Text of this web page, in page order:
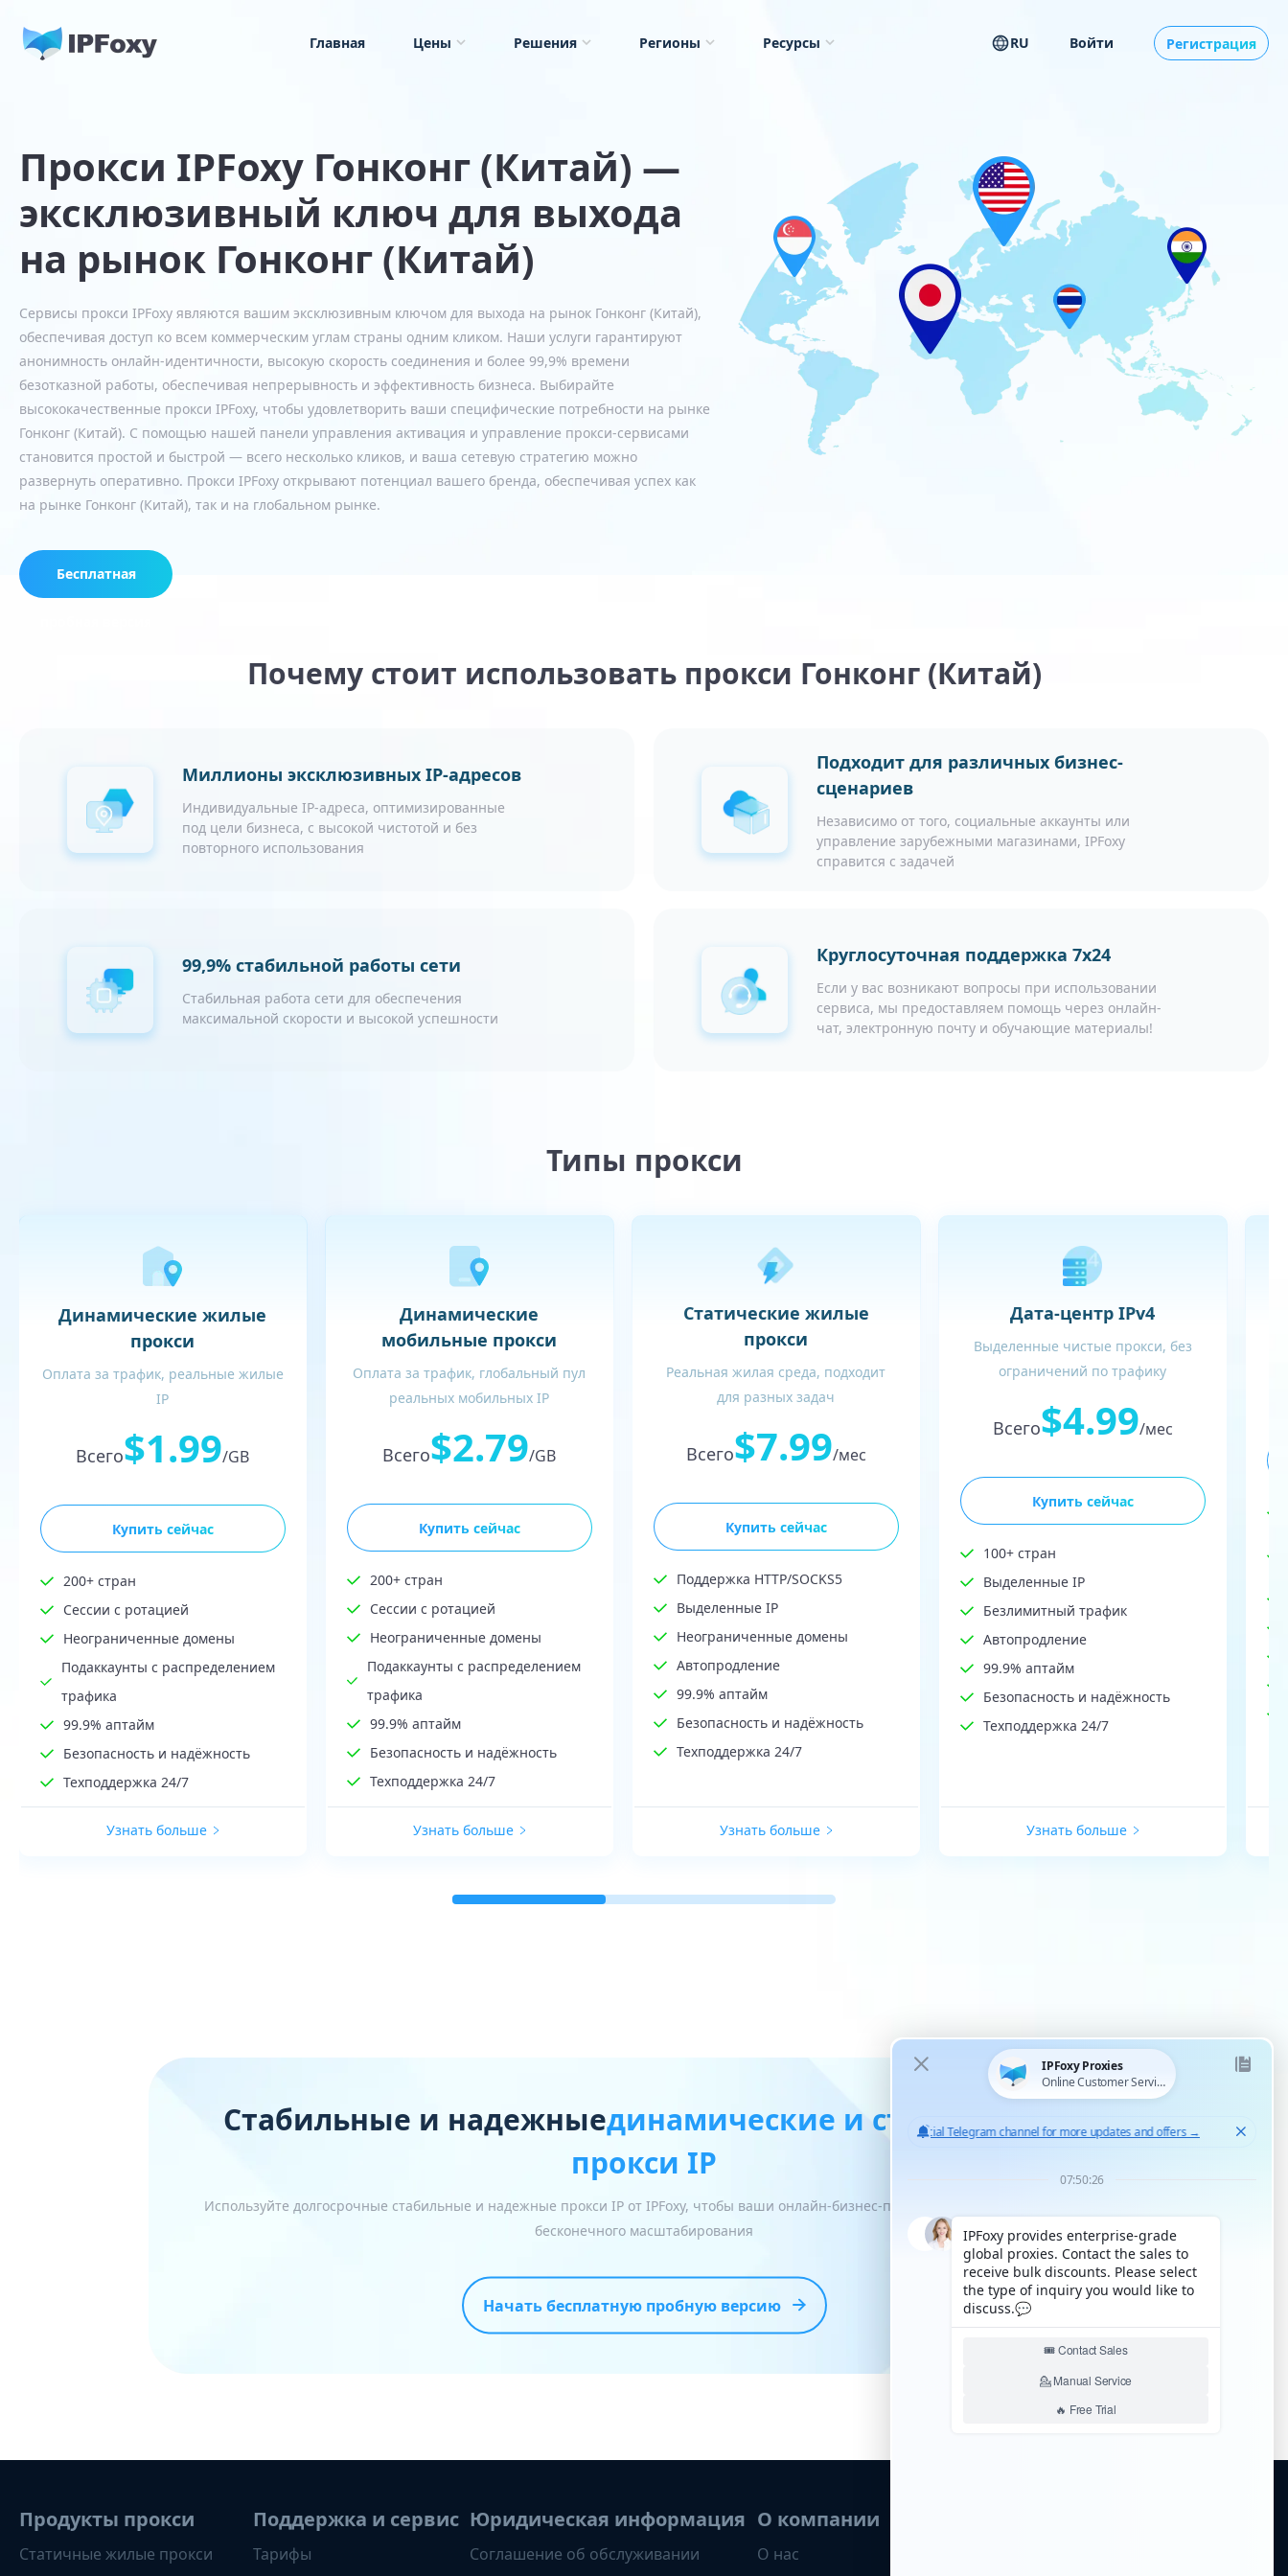
Главная Цены Решения Регионы Ресурсы RU Войти Регистрация
Прокси IPFoxy Гонконг (Китай) —
эксклюзивный ключ для выхода
на рынок Гонконг (Китай)
Сервисы прокси IPFoxy являются вашим эксклюзивным ключом для выхода на рынок Гонконг (Китай),
обеспечивая доступ ко всем коммерческим углам страны одним кликом. Наши услуги гарантируют
анонимность онлайн-идентичности, высокую скорость соединения и более 99,9% времени
безотказной работы, обеспечивая непрерывность и эффективность бизнеса. Выбирайте
высококачественные прокси IPFoxy, чтобы удовлетворить ваши специфические потребности на рынке
Гонконг (Китай). С помощью нашей панели управления активация и управление прокси-сервисами
становится простой и быстрой — всего несколько кликов, и ваша сетевую стратегию можно
развернуть оперативно. Прокси IPFoxy открывают потенциал вашего бренда, обеспечивая успех как
на рынке Гонконг (Китай), так и на глобальном рынке.
Бесплатная
Почему стоит использовать прокси Гонконг (Китай)
Миллионы эксклюзивных IP-адресов
Индивидуальные IP-адреса, оптимизированные
под цели бизнеса, с высокой чистотой и без
повторного использования
Подходит для различных бизнес-
сценариев
Независимо от того, социальные аккаунты или
управление зарубежными магазинами, IPFoxy
справится с задачей
99,9% стабильной работы сети
Стабильная работа сети для обеспечения
максимальной скорости и высокой успешности
Круглосуточная поддержка 7x24
Если у вас возникают вопросы при использовании
сервиса, мы предоставляем помощь через онлайн-
чат, электронную почту и обучающие материалы!
Типы прокси
Динамические жилые
прокси
Оплата за трафик, реальные жилые
IP
Всего$1.99/GB
Купить сейчас
200+ стран
Сессии с ротацией
Неограниченные домены
Подаккаунты с распределением
трафика
99.9% аптайм
Безопасность и надёжность
Техподдержка 24/7
Узнать больше
Динамические
мобильные прокси
Оплата за трафик, глобальный пул
реальных мобильных IP
Всего$2.79/GB
Купить сейчас
200+ стран
Сессии с ротацией
Неограниченные домены
Подаккаунты с распределением
трафика
99.9% аптайм
Безопасность и надёжность
Техподдержка 24/7
Узнать больше
Статические жилые
прокси
Реальная жилая среда, подходит
для разных задач
Всего$7.99/мес
Купить сейчас
Поддержка HTTP/SOCKS5
Выделенные IP
Неограниченные домены
Автопродление
99.9% аптайм
Безопасность и надёжность
Техподдержка 24/7
Узнать больше
Дата-центр IPv4
Выделенные чистые прокси, без
ограничений по трафику
Всего$4.99/мес
Купить сейчас
100+ стран
Выделенные IP
Безлимитный трафик
Автопродление
99.9% аптайм
Безопасность и надёжность
Техподдержка 24/7
Узнать больше
Стабильные и надежныединамические и статические
прокси IP
Используйте долгосрочные стабильные и надежные прокси IP от IPFoxy, чтобы ваши онлайн-бизнес-процессы имели возможность
бесконечного масштабирования
Начать бесплатную пробную версию
Продукты прокси
Статичные жилые прокси
Поддержка и сервис
Тарифы
Юридическая информация
Соглашение об обслуживании
О компании
О нас